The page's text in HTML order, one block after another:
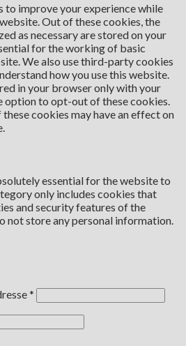
to improve your experience while
Out of these cookies, the
as necessary are stored on your
for the working of basic
We also use third-party cookies
how you use this website.
in your browser only with your
option to opt-out of these cookies.
cookies may have an effect on
essential for the website to
only includes cookies that
and security features of the
not store any personal information.
* Påkrævet